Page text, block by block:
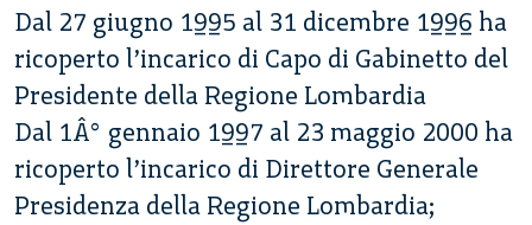
Dal 27 giugno 1995 al 31 dicembre 1996 ha
ricoperto l’incarico di Capo di Gabinetto del
Presidente della Regione Lombardia
Dal 1Â° gennaio 1997 al 23 maggio 2000 ha
ricoperto l’incarico di Direttore Generale
Presidenza della Regione Lombardia;